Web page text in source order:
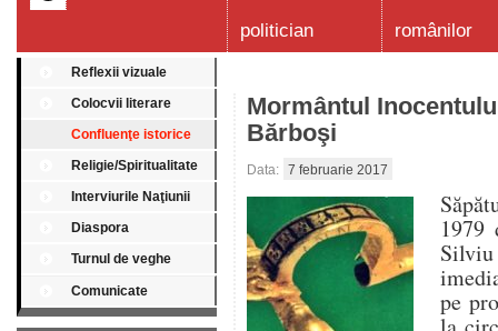
politician
românilor
Reflexii vizuale
Colocvii literare
Confluenţe istorice
Religie/Spiritualitate
Interviurile Naţiunii
Diaspora
Turnul de veghe
Comunicate
Mormântul
Bărboşi
Data: 7 februarie 2017
1979
pe